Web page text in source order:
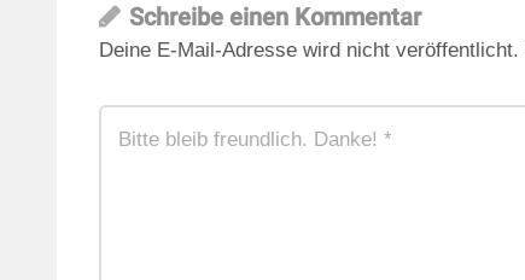
Schreibe einen Kommentar
Deine E-Mail-Adresse wird nicht veröffentlicht.